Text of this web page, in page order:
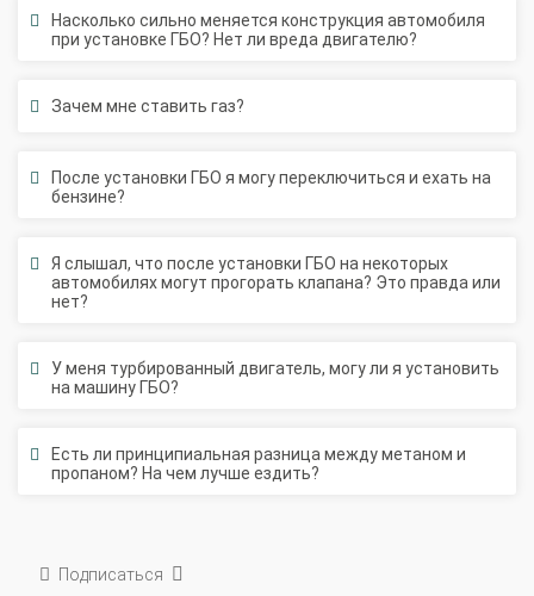
при установке ГБО? Нет ли вреда двигателю?
бензине?
автомобилях могут прогорать клапана? Это правда или
нет?
на машину ГБО?
пропаном? На чем лучше ездить?